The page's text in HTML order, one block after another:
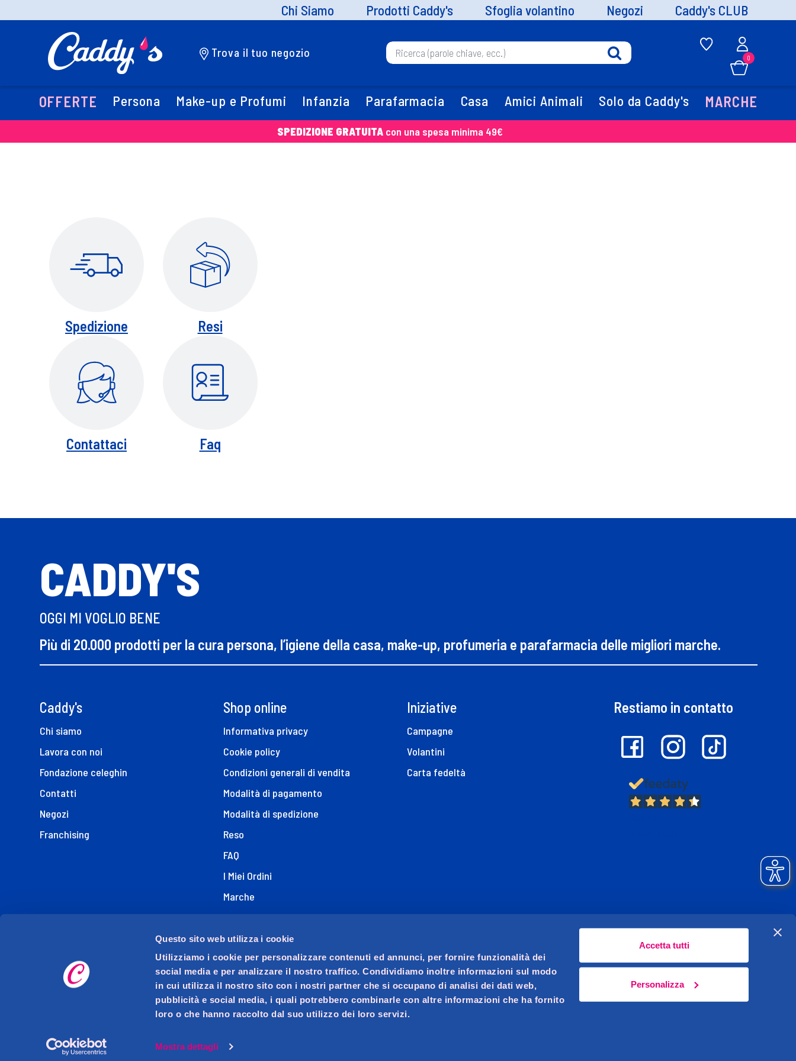
Questo sito web utilizza i cookie
Utilizziamo i cookie per personalizzare contenuti ed annunci, per fornire funzionalità dei
social media e per analizzare il nostro traffico. Condividiamo inoltre informazioni sul modo
in cui utilizza il nostro sito con i nostri partner che si occupano di analisi dei dati web,
pubblicità e social media, i quali potrebbero combinarle con altre informazioni che ha fornito
loro o che hanno raccolto dal suo utilizzo dei loro servizi.
Mostra dettagli
Accetta tutti
Personalizza
Chi Siamo Prodotti Caddy's Sfoglia volantino Negozi Caddy's CLUB
Trova il tuo negozio 0
OFFERTE Persona Make-up e Profumi Infanzia Parafarmacia Casa Amici Animali Solo da Caddy's MARCHE
SPEDIZIONE GRATUITA con una spesa minima 49€
Spedizione Resi
Contattaci Faq
CADDY'S
OGGI MI VOGLIO BENE
Più di 20.000 prodotti per la cura persona, l’igiene della casa, make-up, profumeria e parafarmacia delle migliori marche.
Caddy's
Chi siamo
Lavora con noi
Fondazione celeghin
Contatti
Negozi
Franchising
Shop online
Informativa privacy
Cookie policy
Condizioni generali di vendita
Modalità di pagamento
Modalità di spedizione
Reso
FAQ
I Miei Ordini
Marche
Dichiarazione di Accessibilità
Iniziative
Campagne
Volantini
Carta fedeltà
Restiamo in contatto
D.M.O. DETTAGLIO MODERNO ORGANIZZATO S.p.A. con socio unico. Società soggetta a direzione e coordinamento di Celeghin Giovanni S.r.l. Sede legale Pernumia (PD)